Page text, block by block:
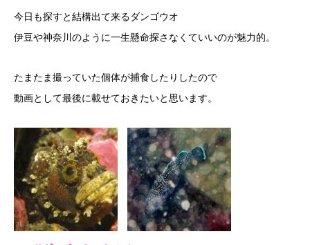
今日も探すと結構出て来るダンゴウオ
伊豆や神奈川のように一生懸命探さなくていいのが魅力的。
たまたま撮っていた個体が捕食したりしたので
動画として最後に載せておきたいと思います。